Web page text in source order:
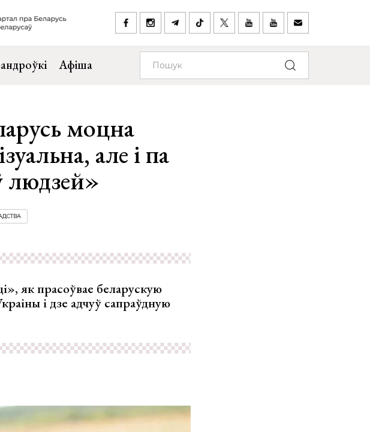
Афіша
моцна
але і па
людзей»
як прасоўвае беларускую
і дзе адчуў сапраўдную